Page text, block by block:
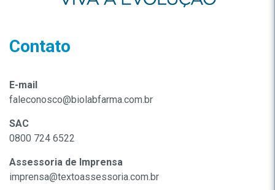
Contato
E-mail
faleconosco@biolabfarma.com.br
SAC
0800 724 6522
Assessoria de Imprensa
imprensa@textoassessoria.com.br